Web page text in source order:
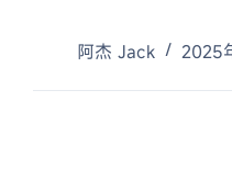
阿杰 Jack 2025